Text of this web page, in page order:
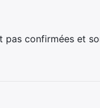
confirmées et